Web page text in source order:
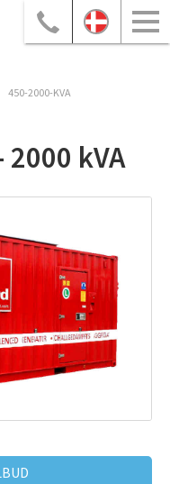
450-2000-KVA
kVA